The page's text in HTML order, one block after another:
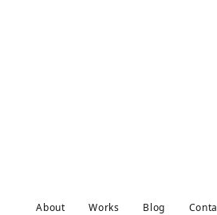
About Works Blog